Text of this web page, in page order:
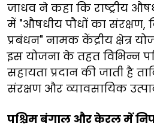
जाधव ने कहा कि राष्ट्रीय
में "औषधीय पौधों का
प्रबंधन" नामक केंद्रीय क्षेत्र
इस योजना के तहत विभिन्न
सहायता प्रदान की जाती है
संरक्षण और व्यावसायिक
पश्चिम बंगाल और केरल में